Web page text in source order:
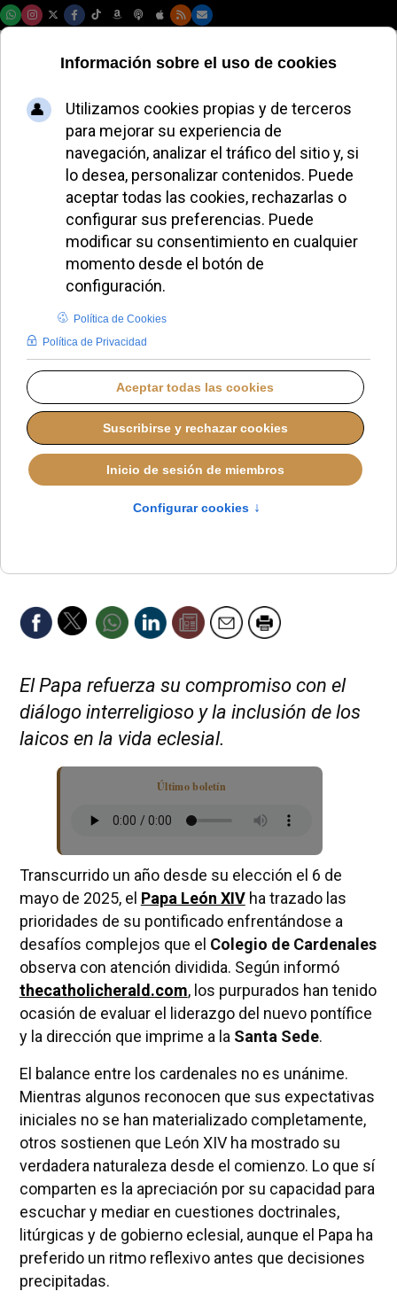
¿Qué esperan los
cardenales de León
XIV tras su primer
año como Papa?
REDACCIÓN LO QUE OTROS CUENTAN
El Papa refuerza su compromiso con el
diálogo interreligioso y la inclusión de los
laicos en la vida eclesial.
Último boletín
Transcurrido un año desde su elección el 6 de
mayo de 2025, el Papa León XIVha trazado las
prioridades de su pontificado enfrentándose a
desafíos complejos que el Colegio de Cardenales
observa con atención dividida. Según informó
thecatholicherald.com, los purpurados han tenido
ocasión de evaluar el liderazgo del nuevo pontífice
y la dirección que imprime a la Santa Sede.
El balance entre los cardenales no es unánime.
Mientras algunos reconocen que sus expectativas
iniciales no se han materializado completamente,
otros sostienen que León XIV ha mostrado su
verdadera naturaleza desde el comienzo. Lo que sí
comparten es la apreciación por su capacidad para
escuchar y mediar en cuestiones doctrinales,
litúrgicas y de gobierno eclesial, aunque el Papa ha
preferido un ritmo reflexivo antes que decisiones
precipitadas.